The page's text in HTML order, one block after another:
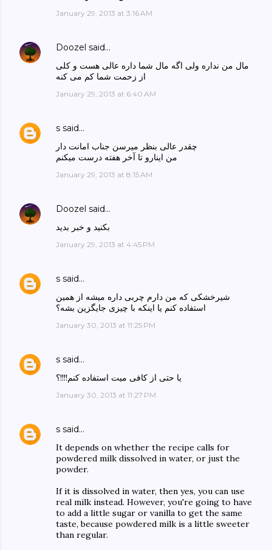
January 29, 2013 at 3:16 AM
Doozel said…
مال من نداره ولی اگه مال شما داره عالی هست و کلی
از زحمت شما کم می کنه
January 29, 2013 at 6:40 AM
s said…
چقدر عالی بنظر میرسن جناب امانت دار
من اینارو تا آخر هفته درست میکنم
January 29, 2013 at 8:15 AM
Doozel said…
بکنید و خبر بدید
January 29, 2013 at 4:45 PM
s said…
شیرخشکی که من دارم چربی داره میشه از همین
استفاده کنم یا اینکه با چیزی جایگزین بشه؟
January 30, 2013 at 11:25 PM
s said…
یا حتی از کافی میت استفاده کنم!!!!؟
January 30, 2013 at 11:27 PM
s said…
It depends on whether the recipe calls for
powdered milk dissolved in water, or just the
powder.
If it is dissolved in water, then yes, you can use
real milk instead. However, you're going to have
to add a little sugar or vanilla to get the same
taste, because powdered milk is a little sweeter
than regular.